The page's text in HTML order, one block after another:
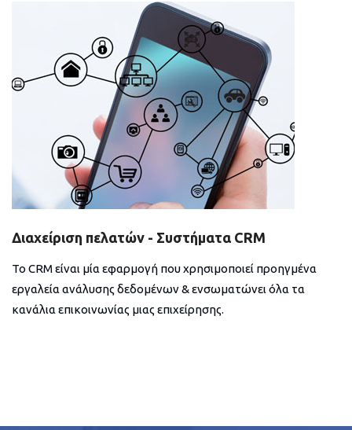
Διαχείριση πελατών - Συστήματα CRM
Το CRM είναι μία εφαρμογή που χρησιμοποιεί προηγμένα
εργαλεία ανάλυσης δεδομένων & ενσωματώνει όλα τα
κανάλια επικοινωνίας μιας επιχείρησης.